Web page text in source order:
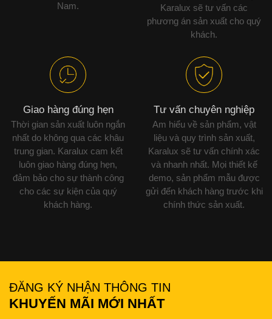
Nam.
Karalux sẽ tư vấn các
phương án sản xuất cho quý
khách.
Giao hàng đúng hẹn
Thời gian sản xuất luôn ngắn
nhất do không qua các khâu
trung gian. Karalux cam kết
luôn giao hàng đúng hẹn,
đảm bảo cho sự thành công
cho các sự kiện của quý
khách hàng.
Tư vấn chuyên nghiệp
Am hiểu về sản phẩm, vật
liệu và quy trình sản xuất,
Karalux sẽ tư vấn chính xác
và nhanh nhất. Mọi thiết kế
demo, sản phẩm mẫu được
gửi đến khách hàng trước khi
chính thức sản xuất.
ĐĂNG KÝ NHẬN THÔNG TIN
KHUYẾN MÃI MỚI NHẤT